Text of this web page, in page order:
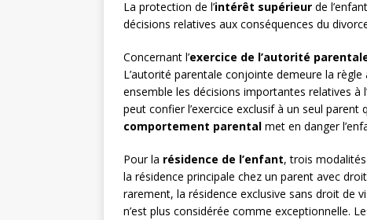
La protection de l’intérêt supérieur de
décisions relatives aux conséquences du
Concernant l’exercice de l’autorité
L’autorité parentale conjointe demeure la
ensemble les décisions importantes relatives à
peut confier l’exercice exclusif à un seul
comportement parental met en danger
Pour la résidence de l’enfant, trois
la résidence principale chez un parent avec
rarement, la résidence exclusive sans droit de
n’est plus considérée comme exceptionnelle.